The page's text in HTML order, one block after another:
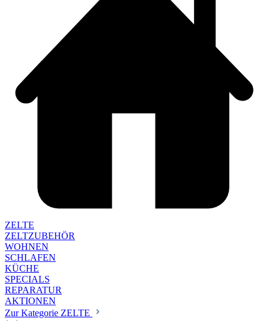
ZELTE
ZELTZUBEHÖR
WOHNEN
SCHLAFEN
KÜCHE
SPECIALS
REPARATUR
AKTIONEN
Zur Kategorie ZELTE